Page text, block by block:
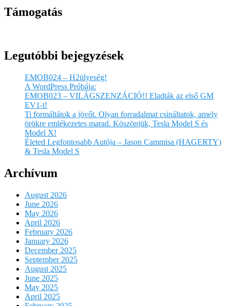
Támogatás
Legutóbbi bejegyzések
EMOB024 – H2ülyeség!
A WordPress Próbája:
EMOB023 – VILÁGSZENZÁCIÓ!! Eladták az első GM
EV1-t!
Ti formáltátok a jövőt. Olyan forradalmat csináltatok, amely
örökre emlékezetes marad. Köszönjük, Tesla Model S és
Model X!
Életed Legfontosabb Autója – Jason Cammisa (HAGERTY)
& Tesla Model S
Archívum
August 2026
June 2026
May 2026
April 2026
February 2026
January 2026
December 2025
September 2025
August 2025
June 2025
May 2025
April 2025